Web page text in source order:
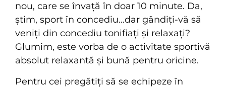
nou, care se învață în doar 10 minute. Da,
știm, sport în concediu…dar gândiți-vă să
veniți din concediu tonifiați și relaxați?
Glumim, este vorba de o activitate sportivă
absolut relaxantă și bună pentru oricine.
Pentru cei pregătiți să se echipeze în